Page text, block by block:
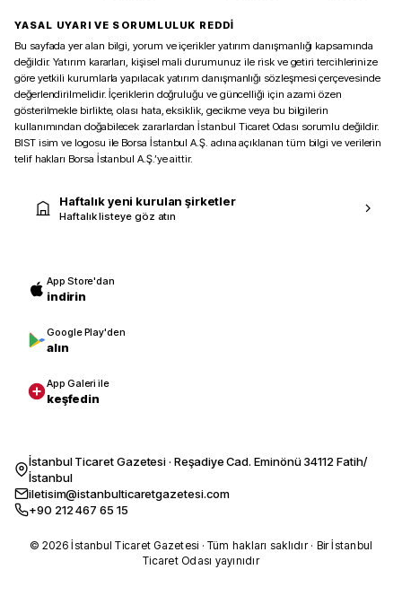
YASAL UYARI VE SORUMLULUK REDDİ
Bu sayfada yer alan bilgi, yorum ve içerikler yatırım danışmanlığı kapsamında
değildir. Yatırım kararları, kişisel mali durumunuz ile risk ve getiri tercihlerinize
göre yetkili kurumlarla yapılacak yatırım danışmanlığı sözleşmesi çerçevesinde
değerlendirilmelidir. İçeriklerin doğruluğu ve güncelliği için azami özen
gösterilmekle birlikte, olası hata, eksiklik, gecikme veya bu bilgilerin
kullanımından doğabilecek zararlardan İstanbul Ticaret Odası sorumlu değildir.
BIST isim ve logosu ile Borsa İstanbul A.Ş. adına açıklanan tüm bilgi ve verilerin
telif hakları Borsa İstanbul A.Ş.’ye aittir.
Haftalık yeni kurulan şirketler
Haftalık listeye göz atın
App Store'dan
indirin
Google Play'den
alın
App Galeri ile
keşfedin
İstanbul Ticaret Gazetesi · Reşadiye Cad. Eminönü 34112 Fatih/
İstanbul
iletisim@istanbulticaretgazetesi.com
+90 212 467 65 15
© 2026 İstanbul Ticaret Gazetesi · Tüm hakları saklıdır · Bir İstanbul
Ticaret Odası yayınıdır